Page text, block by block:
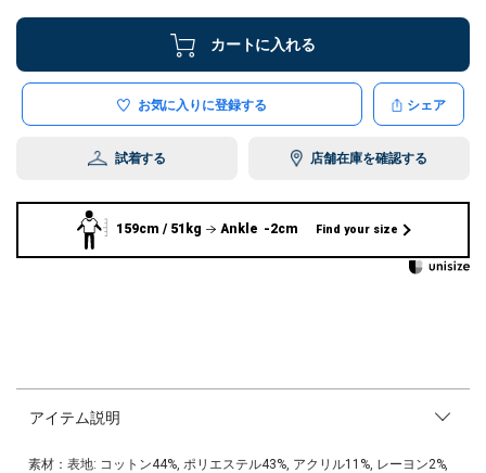
カートに入れる
お気に入りに登録する シェア
試着する 店舗在庫を確認する
159cm / 51kg Ankle -2cm Find your size
アイテム説明
素材：表地: コットン44%, ポリエステル43%, アクリル11%, レーヨン2%,